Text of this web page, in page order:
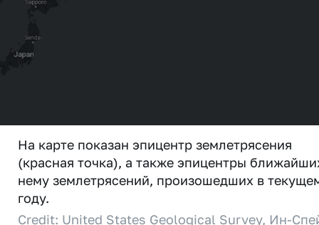
На карте показан эпицентр землетрясения
(красная точка), а также эпицентры
нему землетрясений, произошедших в
году.
Credit: United States Geological Survey, Ин-